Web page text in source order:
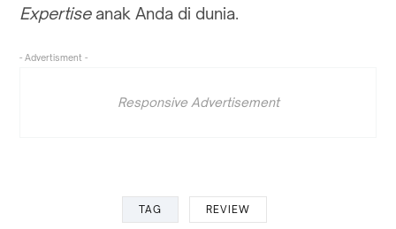
Expertiseanak Anda di dunia.
- Advertisment -
Responsive Advertisement
TAG REVIEW